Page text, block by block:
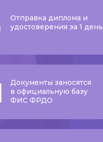
Отправка диплома и
удостоверения за 1 день
Документы заносятся
в официальную базу
ФИС ФРДО